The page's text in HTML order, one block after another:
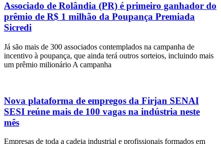
Associado de Rolândia (PR) é primeiro ganhador do
prêmio de R$ 1 milhão da Poupança Premiada
Sicredi
Já são mais de 300 associados contemplados na campanha de
incentivo à poupança, que ainda terá outros sorteios, incluindo mais
um prêmio milionário A campanha
Nova plataforma de empregos da Firjan SENAI
SESI reúne mais de 100 vagas na indústria neste
mês
Empresas de toda a cadeia industrial e profissionais formados em